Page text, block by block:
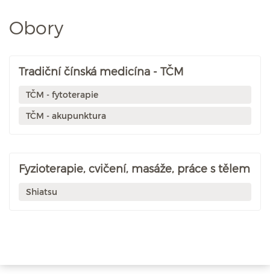
Obory
Tradiční čínská medicína - TČM
TČM - fytoterapie
TČM - akupunktura
Fyzioterapie, cvičení, masáže, práce s tělem
Shiatsu